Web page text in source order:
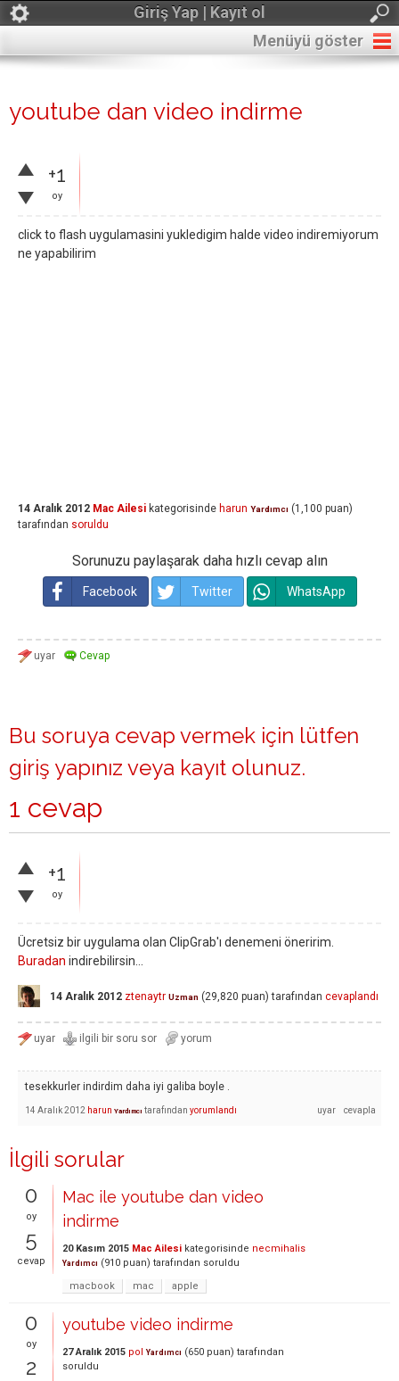
Giriş Yap | Kayıt ol
Menüyü göster
youtube dan video indirme
+1
oy
click to flash uygulamasini yukledigim halde video indiremiyorum
ne yapabilirim
14 Aralık 2012 Mac Ailesi kategorisinde harun Yardımcı (1,100 puan)
tarafından soruldu
Sorunuzu paylaşarak daha hızlı cevap alın
Facebook Twitter WhatsApp
Bu soruya cevap vermek için lütfen
giriş yapınız veya kayıt olunuz.
1 cevap
+1
oy
Ücretsiz bir uygulama olan ClipGrab'ı denemeni öneririm.
Buradan indirebilirsin...
14 Aralık 2012 ztenaytr Uzman (29,820 puan) tarafından cevaplandı
tesekkurler indirdim daha iyi galiba boyle .
14 Aralık 2012 harun Yardımcı tarafından yorumlandı
İlgili sorular
0
oy
5
cevap
Mac ile youtube dan video
indirme
20 Kasım 2015 Mac Ailesi kategorisinde necmihalis
Yardımcı (910 puan) tarafından soruldu
macbook
mac apple
0
oy
2
youtube video indirme
27 Aralık 2015 pol Yardımcı (650 puan) tarafından
soruldu